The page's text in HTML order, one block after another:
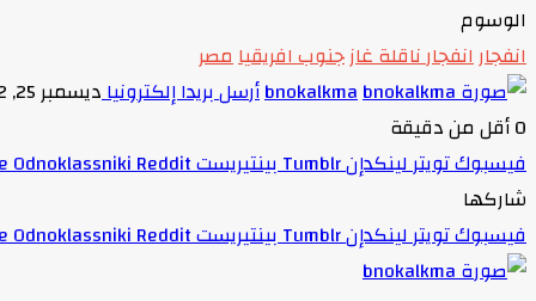
الوسوم
انفجارانفجار ناقلة غازجنوب افريقيامصر
bnokalkmaأرسل بريدا إلكترونياديسمبر 25, 2022
0أقل من دقيقة
فيسبوكتويترلينكدإن بينتيريست Odnoklassniki
شاركها
فيسبوكتويترلينكدإن بينتيريست Odnoklassniki